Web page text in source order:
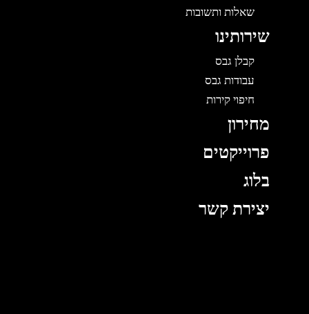
שאלות ותשובות
שירותינו
קבלן גבס
עבודות גבס
חיפוי קירות
מחירון
פרוייקטים
בלוג
יצירת קשר